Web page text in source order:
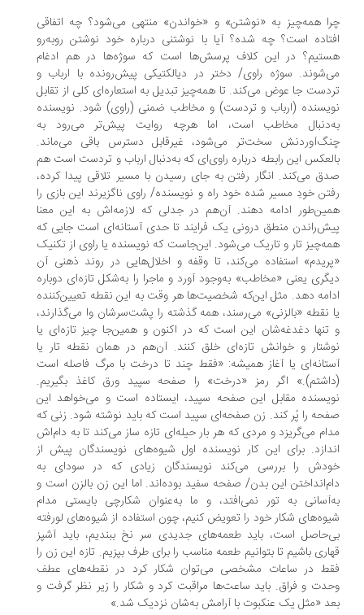
همه‌چیز به «نوشتن» و «خواندن» منتهی می‌شود؟ چه اتفاقی
است؟ چه شده؟ آیا با نوشتنی درباره خود نوشتن روبه‌رو
در این کلاف پرسش‌ها است که سوژه‌ها در هم ادغام
سوژه راوی/ دختر در دیالکتیکی پیش‌رونده با ارباب و
جا عوض می‌کند. تا همه‌چیز تبدیل به استعاره‌ای کلی از تقابل
(ارباب و تردست) و مخاطب ضمنی (‌راوی) شود. نویسنده
مخاطب است، اما هرچه روایت پیش‌تر می‌رود به
سخت‌تر می‌شود، ‌غیرقابل دسترس باقی می‌ماند.‌
این رابطه درباره راوی‌ای که به‌دنبال ارباب و تردست است هم
می‌کند. انگار رفتن به جای رسیدن با مسیر تلاقی پیدا کرده،
خودِ مسیر شده خود راه و نویسنده/ راوی ناگزیرند این بازی را
ادامه دهند. آن‌هم در جدلی که لازمه‌اش به این معنا
منطق درونی یک فرایند تا حدی آستانه‌ای است جایی که
تار و تاریک می‌شود. این‌جاست که نویسنده یا راوی از تکنیک
‌استفاده می‌کند، تا وقفه و اخلال‌هایی در روند ذهنی آن
یعنی «مخاطب» به‌وجود آورد و ماجرا را به‌شکل تازه‌ای دوباره
دهد. مثل این‌که شخصیت‌ها هر وقت به این نقطه تعیین‌کننده
نقطه «بالزنی» می‌رسند، همه گذشته را پشت‌سرشان وا می‌گذارند،
دغدغه‌شان این است که در اکنون و همین‌جا چیز تازه‌ای یا
و خوانش تازه‌ای خلق کنند. آن‌هم در همان نقطه تار یا
یا آغاز همیشه: «فقط چند تا درخت با مرگ فاصله است
اگر رمز «درخت» را صفحه سپید ورق کاغذ بگیریم.
مقابل این صفحه سپید، ‌ایستاده است و می‌خواهد این
را پُر کند. زن صفحه‌ای سپید است که باید نوشته شود. زنی که
می‌گریزد و مردی که هر بار حیله‌ای تازه ساز می‌کند تا به دام‌اش
برای این کار نویسنده اول شیوه‌های نویسندگان پیش از
را بررسی می‌کند نویسندگان زیادی که در سودای به
این بدن/ صفحه سفید بوده‌اند. اما این زن بالزن است و
به تور نمی‌افتد، و ما به‌عنوان شکارچی بایستی مدام
شکار خود را تعویض کنیم، چون استفاده از شیوه‌های لورفته
است، باید طعمه‌های جدیدی سر نخ ببندیم، باید آشپز
باشیم تا بتوانیم طعمه مناسب را برای طرف بپزیم. تازه این زن را
در ساعات مشخصی می‌توان شکار کرد در نقطه‌های عطف
و فراق. باید ساعت‌ها مراقبت کرد و شکار را زیر نظر گرفت و
«‌مثل یک عنکبوت با آرامش به‌شان نزدیک شد.»